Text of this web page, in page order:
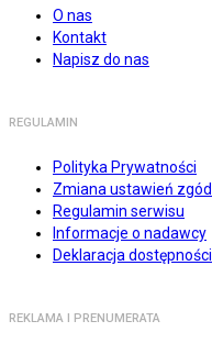
O nas
Kontakt
Napisz do nas
REGULAMIN
Polityka Prywatności
Zmiana ustawień zgód
Regulamin serwisu
Informacje o nadawcy
Deklaracja dostępności
REKLAMA I PRENUMERATA